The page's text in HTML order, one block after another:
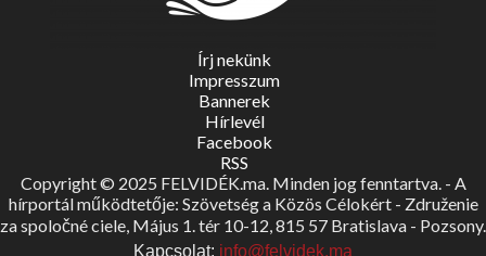
Írj nekünk
Impresszum
Bannerek
Hírlevél
Facebook
RSS
Copyright © 2025 FELVIDÉK.ma. Minden jog fenntartva. - A
hírportál működtetője: Szövetség a Közös Célokért - Združenie
za spoločné ciele, Május 1. tér 10-12, 815 57 Bratislava - Pozsony.
Kapcsolat: info@felvidek.ma